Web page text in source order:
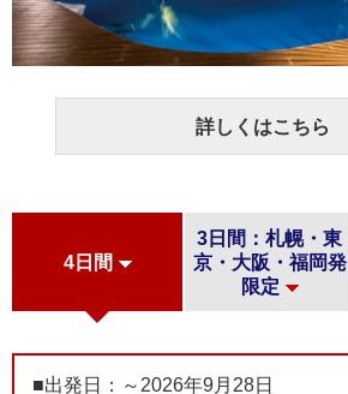
詳しくはこちら
4日間
3日間：札幌・東
京・大阪・福岡発
限定
■出発日：～2026年9月28日